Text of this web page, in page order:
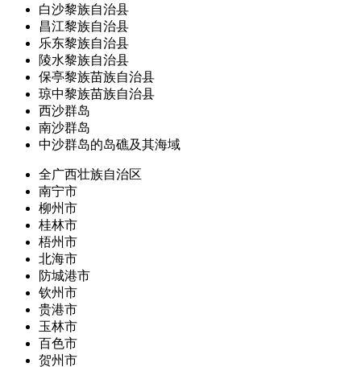
白沙黎族自治县
昌江黎族自治县
乐东黎族自治县
陵水黎族自治县
保亭黎族苗族自治县
琼中黎族苗族自治县
西沙群岛
南沙群岛
中沙群岛的岛礁及其海域
全广西壮族自治区
南宁市
柳州市
桂林市
梧州市
北海市
防城港市
钦州市
贵港市
玉林市
百色市
贺州市